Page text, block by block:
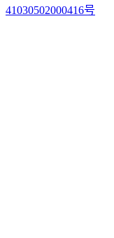
41030502000416号